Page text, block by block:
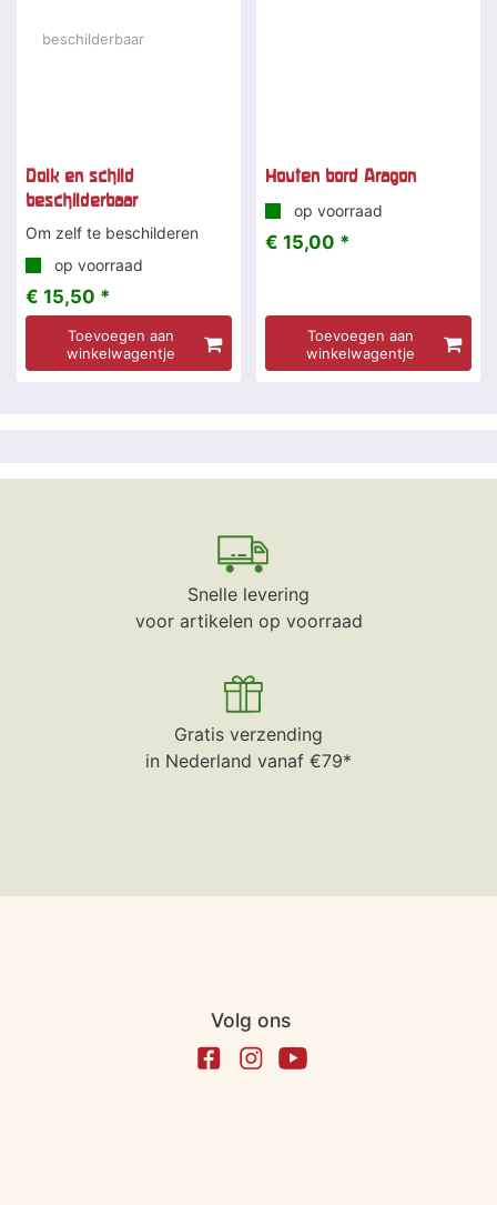
Dolk en schild
beschilderbaar
Om zelf te beschilderen
op voorraad
€ 15,50 *
Toevoegen aan
winkelwagentje
Houten bord Aragon
op voorraad
€ 15,00 *
Toevoegen aan
winkelwagentje
Snelle levering
voor artikelen op voorraad
Gratis verzending
in Nederland vanaf €79*
Volg ons